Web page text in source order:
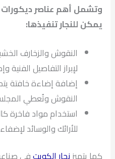
وتشمل أهم عناصر
يمكن للنجار تنفيذها:
النقوش والزخارف
لإبراز التفاصيل
إضافة إضاءة خافتة يتم
النقوش وتُعطي
استخدام مواد فاخرة
للأرائك والوسائد